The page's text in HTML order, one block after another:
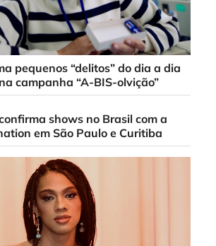
pequenos “delitos” do dia a dia
campanha “A-BIS-olvição”
shows no Brasil com a
em São Paulo e Curitiba